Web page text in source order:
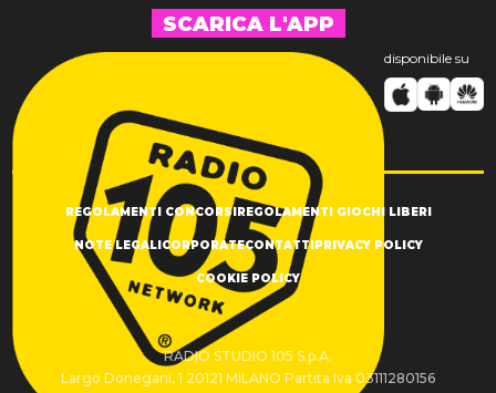
SCARICA L'APP
disponibile su
REGOLAMENTI CONCORSI REGOLAMENTI GIOCHI LIBERI
NOTE LEGALI CORPORATECONTATTI PRIVACY POLICY
COOKIE POLICY
RADIO STUDIO 105 S.p.A.
Largo Donegani, 1 20121 MILANO Partita Iva 03111280156